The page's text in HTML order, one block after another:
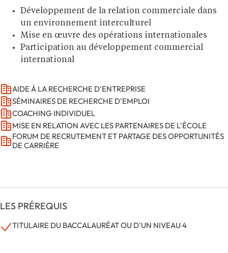
Développement de la relation commerciale dans
un environnement interculturel
Mise en œuvre des opérations internationales
Participation au développement commercial
international
AIDE À LA RECHERCHE D'ENTREPRISE
SÉMINAIRES DE RECHERCHE D'EMPLOI
COACHING INDIVIDUEL
MISE EN RELATION AVEC LES PARTENAIRES DE L'ÉCOLE
FORUM DE RECRUTEMENT ET PARTAGE DES OPPORTUNITÉS
DE CARRIÈRE
LES PRÉREQUIS
TITULAIRE DU BACCALAURÉAT OU D'UN NIVEAU 4